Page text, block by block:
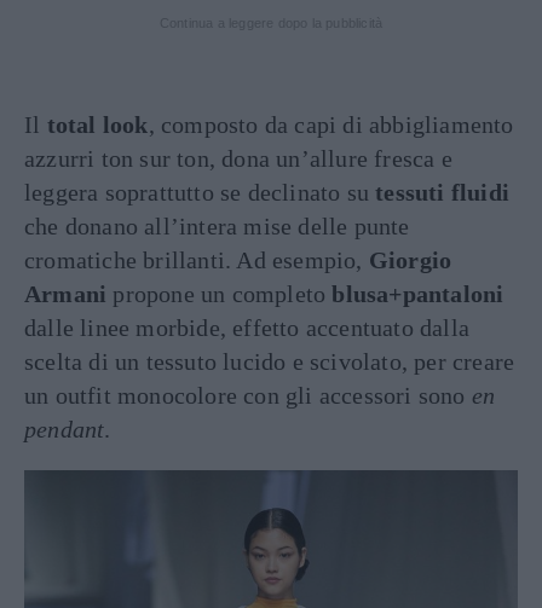
Il total look, composto da capi di abbigliamento
azzurri ton sur ton, dona un’allure fresca e
leggera soprattutto se declinato sutessuti fluidi
che donano all’intera mise delle punte
cromatiche brillanti. Ad esempio, Giorgio
Armani propone un completo blusa+pantaloni
dalle linee morbide, effetto accentuato dalla
scelta di un tessuto lucido e scivolato, per creare
un outfit monocolore con gli accessori sono en
pendant.